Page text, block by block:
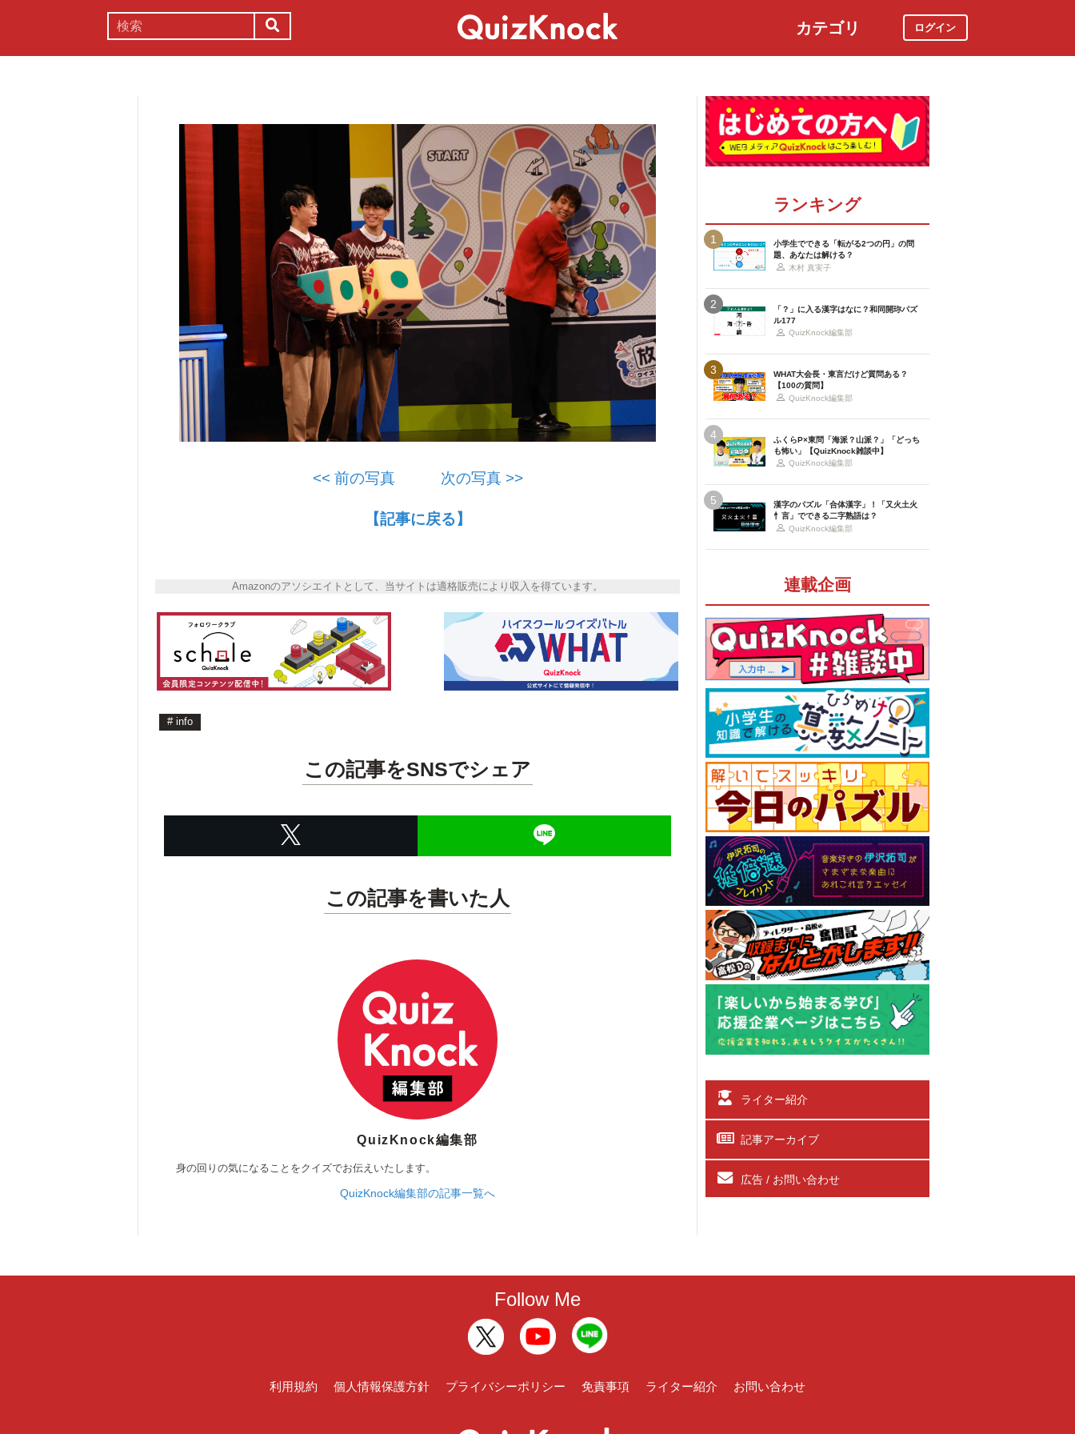
カテゴリ ログイン
<< 前の写真 次の写真 >>
【記事に戻る】
Amazonのアソシエイトとして、当サイトは適格販売により収入を得ています。
# info
この記事をSNSでシェア
この記事を書いた人
QuizKnock編集部
身の回りの気になることをクイズでお伝えいたします。
QuizKnock編集部の記事一覧へ
ランキング
1
小学生でできる「転がる2つの円」の問
題、あなたは解ける？
木村 真実子
2
「？」に入る漢字はなに？和同開珎パズ
ル177
QuizKnock編集部
3
WHAT大会長・東言だけど質問ある？
【100の質問】
QuizKnock編集部
4
ふくらP×東問「海派？山派？」「どっち
も怖い」【QuizKnock雑談中】
QuizKnock編集部
5
漢字のパズル「合体漢字」！「又火土火
忄言」でできる二字熟語は？
QuizKnock編集部
連載企画
ライター紹介
記事アーカイブ
広告 / お問い合わせ
Follow Me
利用規約 個人情報保護方針 プライバシーポリシー 免責事項 ライター紹介 お問い合わせ